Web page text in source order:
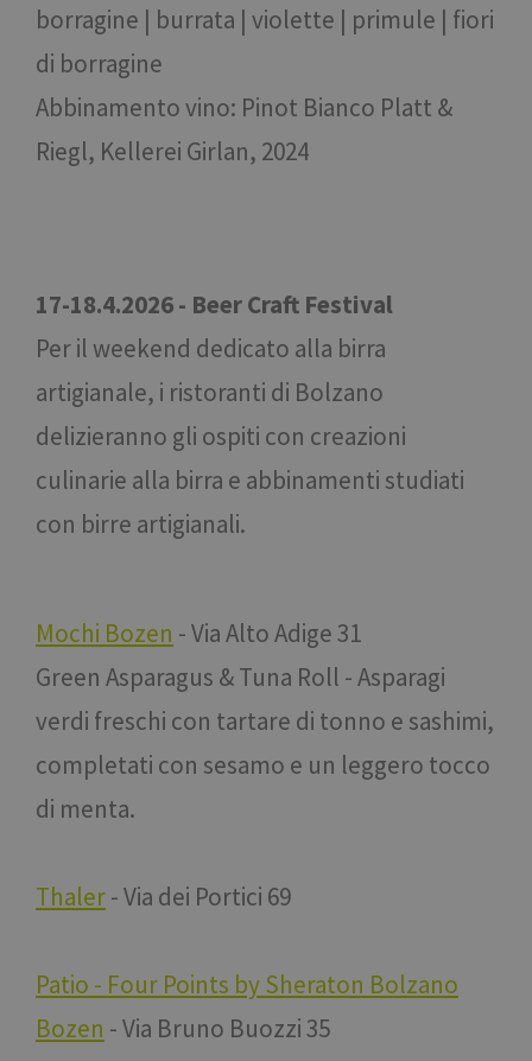
borragine | burrata | violette | primule | fiori
di borragine
Abbinamento vino: Pinot Bianco Platt &
Riegl, Kellerei Girlan, 2024
17-18.4.2026 - Beer Craft Festival
Per il weekend dedicato alla birra
artigianale, i ristoranti di Bolzano
delizieranno gli ospiti con creazioni
culinarie alla birra e abbinamenti studiati
con birre artigianali.
Mochi Bozen - Via Alto Adige 31
Green Asparagus & Tuna Roll - Asparagi
verdi freschi con tartare di tonno e sashimi,
completati con sesamo e un leggero tocco
di menta.
Thaler- Via dei Portici 69
Patio - Four Points by Sheraton Bolzano
Bozen - Via Bruno Buozzi 35